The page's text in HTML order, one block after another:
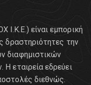
Ι.Κ.Ε.) είναι εμπορική
δραστηριότητες την
διαφημιστικών
εταιρεία εδρεύει
διεθνώς.